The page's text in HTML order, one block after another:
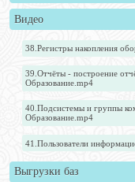
Видео
38.Регистры накопления
39.Отчёты - построение
Образование.mp4
40.Подсистемы и группы
Образование.mp4
41.Пользователи
Выгрузки баз